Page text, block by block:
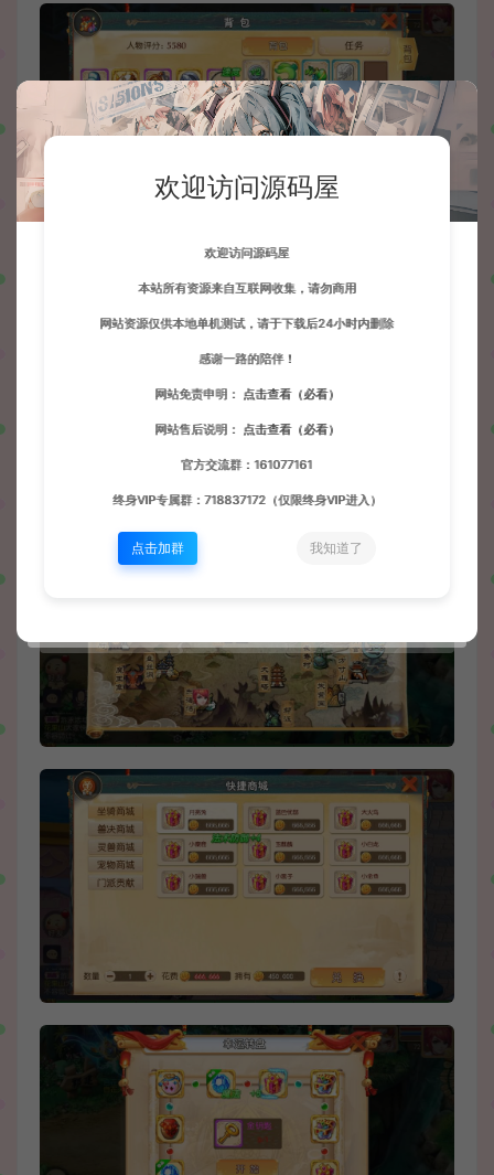
欢迎访问源码屋
欢迎访问源码屋
本站所有资源来自互联网收集，请勿商用
网站资源仅供本地单机测试，请于下载后24小时内删除
感谢一路的陪伴！
网站免责申明： 点击查看（必看）
网站售后说明： 点击查看（必看）
官方交流群：161077161
终身VIP专属群：718837172（仅限终身VIP进入）
点击加群 我知道了